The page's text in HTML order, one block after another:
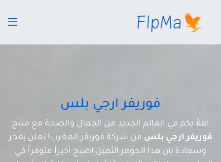
فوريفر ارجي بلس
اهلاً بكم في العالم الجديد من الجمال والصحة مع منتج
فوريفر ارجي بلس من شركة فوريفر المغرب! نعلن بفخر
وسعادة بأن هذا الجوهر الثمين أصبح أخيراً متوفراً في